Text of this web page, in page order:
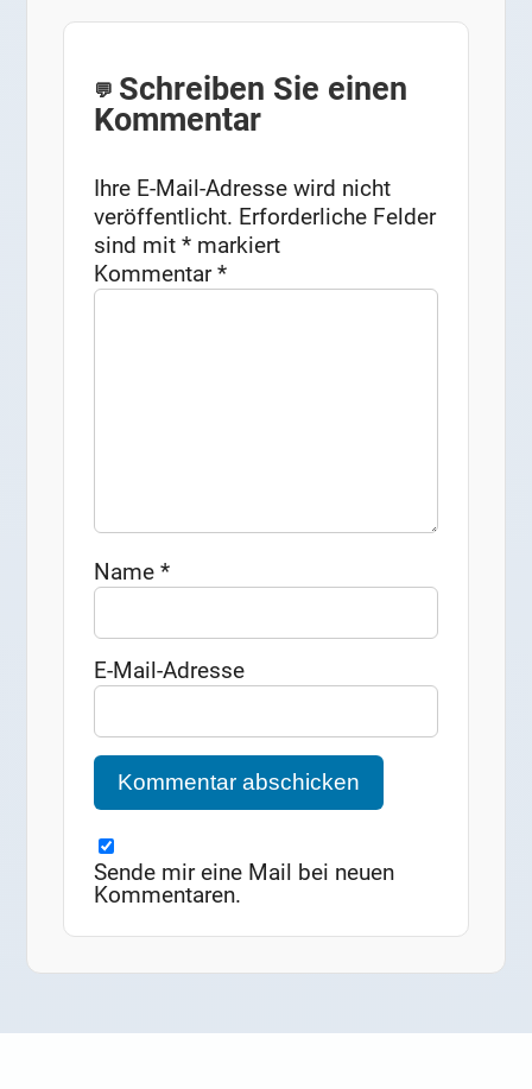
Schreiben Sie einen
Kommentar
Ihre E-Mail-Adresse wird nicht
veröffentlicht. Erforderliche Felder
sind mit* markiert
Kommentar*
Name*
E-Mail-Adresse
Sende mir eine Mail bei neuen
Kommentaren.